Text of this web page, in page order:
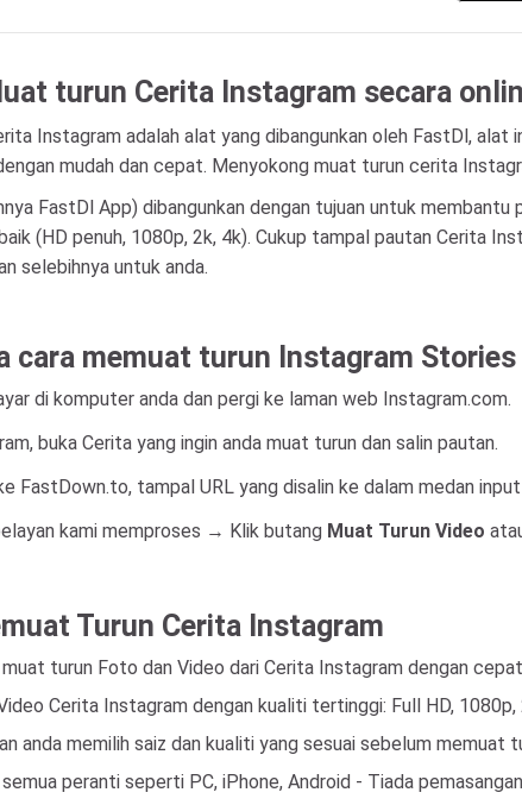
turun Cerita Instagram secara
Instagram adalah alat yang dibangunkan oleh FastDl,
mudah dan cepat. Menyokong muat turun cerita
FastDl App) dibangunkan dengan tujuan untuk
(HD penuh, 1080p, 2k, 4k). Cukup tampal pautan Cerita
selebihnya untuk anda.
cara memuat turun Instagram
di komputer anda dan pergi ke laman web Instagram.com.
buka Cerita yang ingin anda muat turun dan salin pautan.
FastDown.to, tampal URL yang disalin ke dalam medan
kami memproses → Klik butang Muat Turun Video
Turun Cerita Instagram
turun Foto dan Video dari Cerita Instagram dengan
Cerita Instagram dengan kualiti tertinggi: Full HD, 1080p,
anda memilih saiz dan kualiti yang sesuai sebelum memuat
peranti seperti PC, iPhone, Android - Tiada